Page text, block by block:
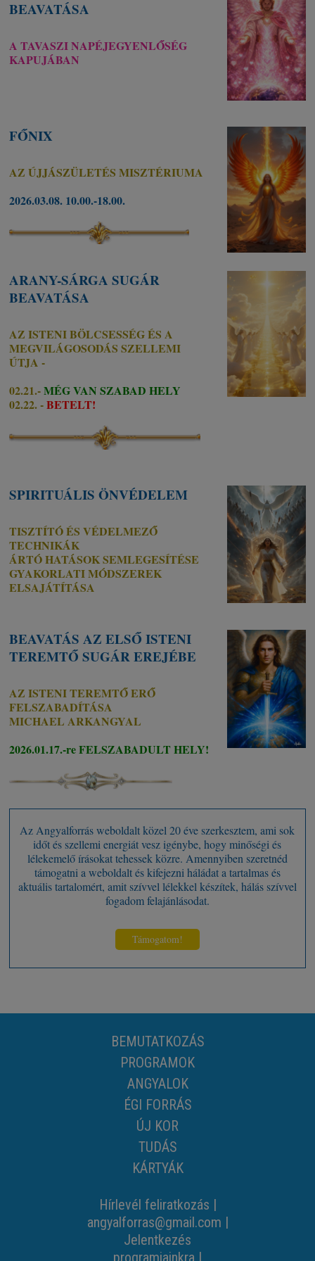
BEAVATÁSA
A TAVASZI NAPÉJEGYENLŐSÉG
KAPUJÁBAN
FŐNIX
AZ ÚJJÁSZÜLETÉS MISZTÉRIUMA
2026.03.08. 10.00.-18.00.
ARANY-SÁRGA SUGÁR
BEAVATÁSA
AZ ISTENI BÖLCSESSÉG ÉS A
MEGVILÁGOSODÁS SZELLEMI
ÚTJA -
02.21.-MÉG VAN SZABAD HELY
02.22. -BETELT!
SPIRITUÁLIS ÖNVÉDELEM
TISZTÍTÓ ÉS VÉDELMEZŐ
TECHNIKÁK
ÁRTÓ HATÁSOK SEMLEGESÍTÉSE
GYAKORLATI MÓDSZEREK
ELSAJÁTÍTÁSA
BEAVATÁS AZ ELSŐ ISTENI
TEREMTŐ SUGÁR EREJÉBE
AZ ISTENI TEREMTŐ ERŐ
FELSZABADÍTÁSA
MICHAEL ARKANGYAL
2026.01.17.-re FELSZABADULT HELY!
Az Angyalforrás weboldalt közel 20 éve szerkesztem, ami sok
időt és szellemi energiát vesz igénybe, hogy minőségi és
lélekemelő írásokat tehessek közre. Amennyiben szeretnéd
támogatni a weboldalt és kifejezni háládat a tartalmas és
aktuális tartalomért, amit szívvel lélekkel készítek, hálás szívvel
fogadom felajánlásodat.
Támogatom!
BEMUTATKOZÁS
PROGRAMOK
ANGYALOK
ÉGI FORRÁS
ÚJ KOR
TUDÁS
KÁRTYÁK
Hírlevél feliratkozás |
angyalforras@gmail.com |
Jelentkezés
programjainkra |